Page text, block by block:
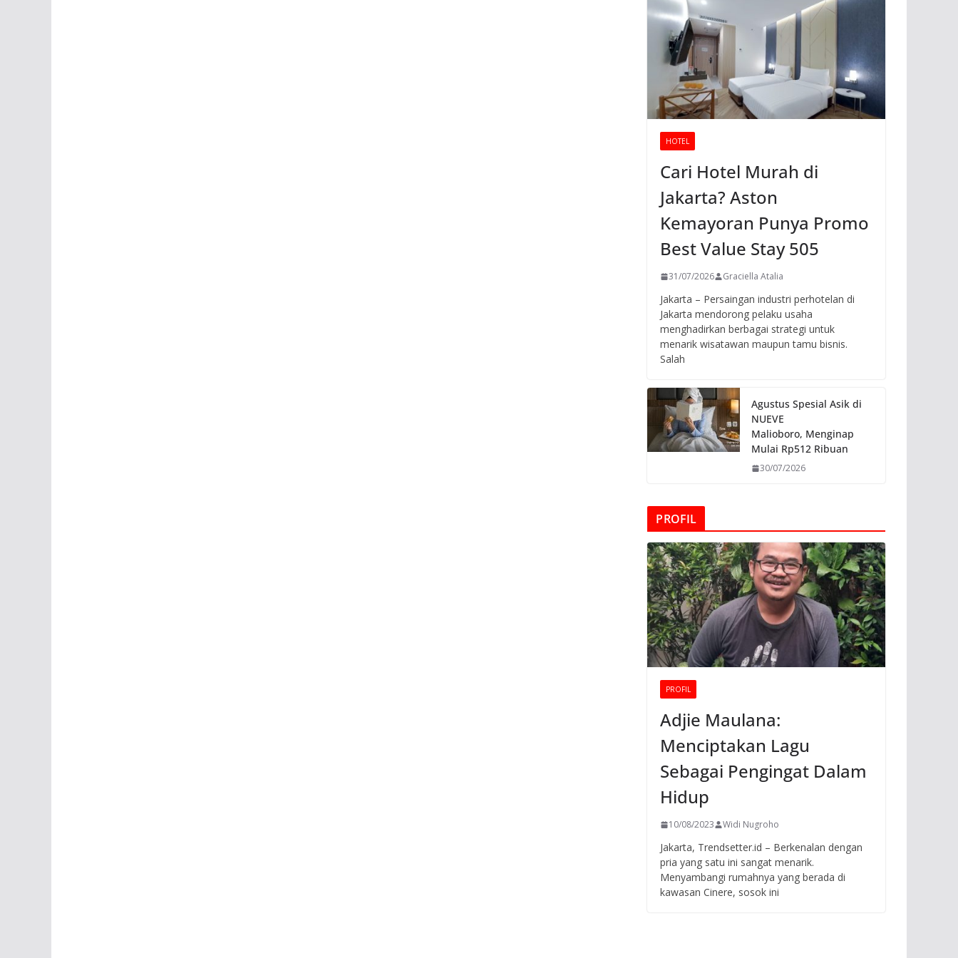
HOTEL
Cari Hotel Murah di
Jakarta? Aston
Kemayoran Punya Promo
Best Value Stay 505
31/07/2026 Graciella Atalia
Jakarta – Persaingan industri perhotelan di
Jakarta mendorong pelaku usaha
menghadirkan berbagai strategi untuk
menarik wisatawan maupun tamu bisnis.
Salah
Agustus Spesial Asik di
NUEVE
Malioboro, Menginap
Mulai Rp512 Ribuan
30/07/2026
PROFIL
PROFIL
Adjie Maulana:
Menciptakan Lagu
Sebagai Pengingat Dalam
Hidup
10/08/2023 Widi Nugroho
Jakarta, Trendsetter.id – Berkenalan dengan
pria yang satu ini sangat menarik.
Menyambangi rumahnya yang berada di
kawasan Cinere, sosok ini